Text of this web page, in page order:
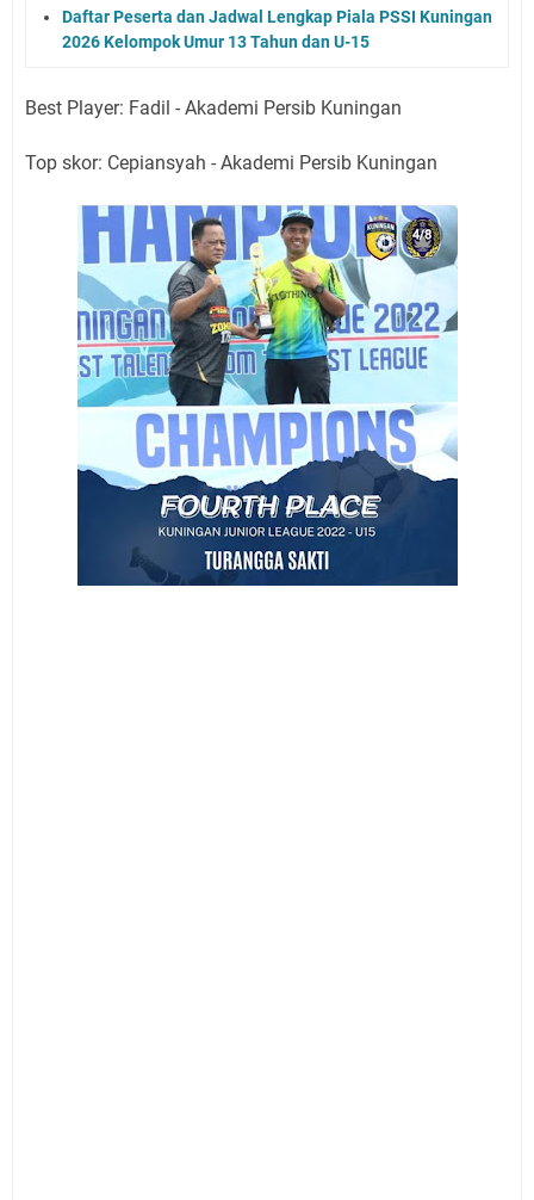
Daftar Peserta dan Jadwal Lengkap Piala PSSI Kuningan
2026 Kelompok Umur 13 Tahun dan U-15
Best Player: Fadil - Akademi Persib Kuningan
Top skor: Cepiansyah - Akademi Persib Kuningan